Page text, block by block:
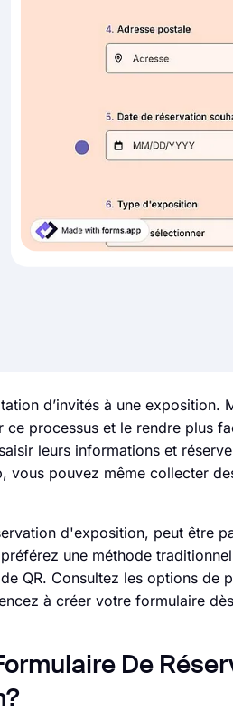
d’invités à une exposition.
processus et le rendre plus
leurs informations et
vous pouvez même collecter
d'exposition, peut être
une méthode
QR. Consultez les options de
à créer votre formulaire
De